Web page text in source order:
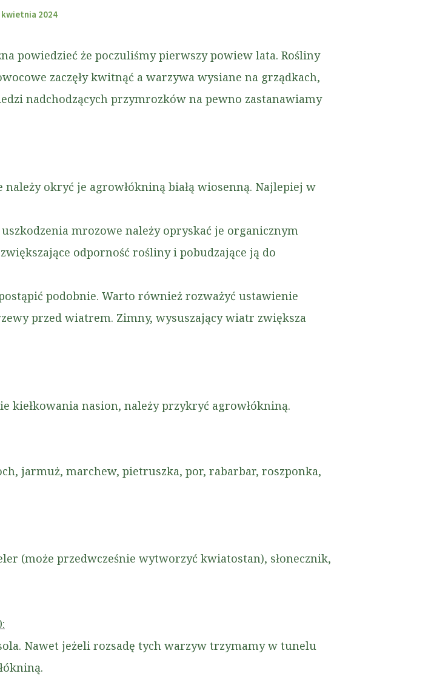
kwietnia 2024
powiedzieć że poczuliśmy pierwszy powiew lata. Rośliny
zaczęły kwitnąć a warzywa wysiane na grządkach,
nadchodzących przymrozków na pewno zastanawiamy
okryć je agrowłókniną białą wiosenną. Najlepiej w
mrozowe należy opryskać je organicznym
odporność rośliny i pobudzające ją do
podobnie. Warto również rozważyć ustawienie
przed wiatrem. Zimny, wysuszający wiatr zwiększa
kiełkowania nasion, należy przykryć agrowłókniną.
jarmuż, marchew, pietruszka, por, rabarbar, roszponka,
(może przedwcześnie wytworzyć kwiatostan), słonecznik,
Nawet jeżeli rozsadę tych warzyw trzymamy w tunelu